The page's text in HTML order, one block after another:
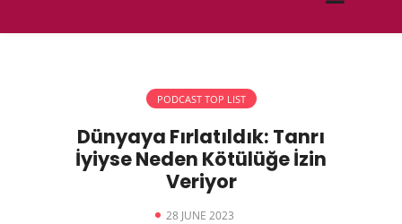
PODCAST TOP LIST
Dünyaya Fırlatıldık: Tanrı
İyiyse Neden Kötülüğe İzin
Veriyor
28 JUNE 2023